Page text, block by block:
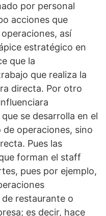
por personal
acciones que
así
estratégico en
que la
que realiza la
directa. Por otro
se desarrolla en el
de operaciones, sino
Pues las
forman el staff
pues por ejemplo,
restaurante o
es decir, hace